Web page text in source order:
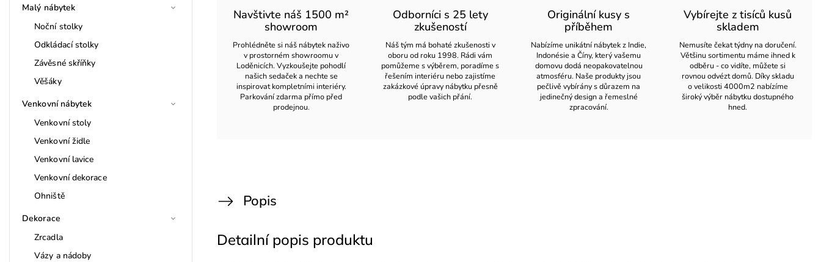
Malý nábytek
Noční stolky
Odkládací stolky
Závěsné skříňky
Věšáky
Venkovní nábytek
Venkovní stoly
Venkovní židle
Venkovní lavice
Venkovní dekorace
Ohniště
Dekorace
Zrcadla
Vázy a nádoby
Navštivte náš 1500 m²
showroom
Prohlédněte si náš nábytek naživo
v prostorném showroomu v
Loděnicích. Vyzkoušejte pohodlí
našich sedaček a nechte se
inspirovat kompletními interiéry.
Parkování zdarma přímo před
prodejnou.
Odborníci s 25 lety
zkušeností
Náš tým má bohaté zkušenosti v
oboru od roku 1998. Rádi vám
pomůžeme s výběrem, poradíme s
řešením interiéru nebo zajistíme
zakázkové úpravy nábytku přesně
podle vašich přání.
Originální kusy s
příběhem
Nabízíme unikátní nábytek z Indie,
Indonésie a Číny, který vašemu
domovu dodá neopakovatelnou
atmosféru. Naše produkty jsou
pečlivě vybírány s důrazem na
jedinečný design a řemeslné
zpracování.
Vybírejte z tisíců kusů
skladem
Nemusíte čekat týdny na doručení.
Většinu sortimentu máme ihned k
odběru - co vidíte, můžete si
rovnou odvézt domů. Díky skladu
o velikosti 4000m2 nabízíme
široký výběr nábytku dostupného
hned.
Popis
Detailní popis produktu